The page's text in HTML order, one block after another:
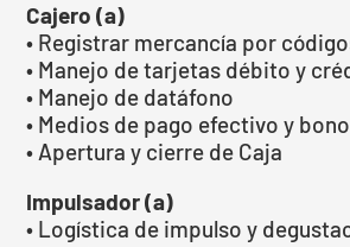
Cajero (a)
• Registrar mercancía por
• Manejo de tarjetas débito y
• Manejo de datáfono
• Medios de pago efectivo y
• Apertura y cierre de Caja
Impulsador (a)
• Logística de impulso y